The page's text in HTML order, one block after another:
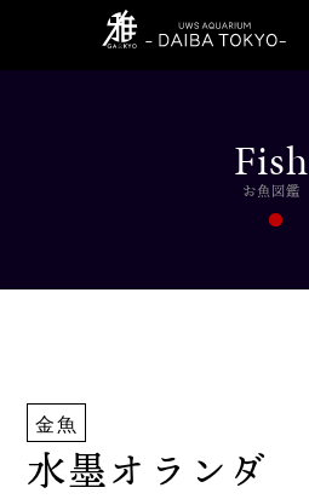
Fish
お魚図鑑
金魚
水墨オランダ